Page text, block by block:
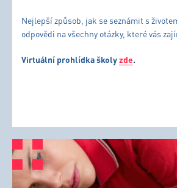
Nejlepší způsob, jak se seznámit s
odpovědi na všechny otázky, které vás
Virtuální prohlídka školyzde.